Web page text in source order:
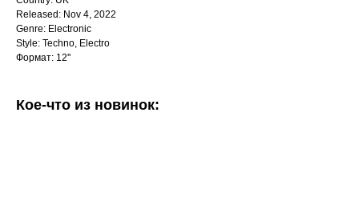
Released: Nov 4, 2022
Genre: Electronic
Style: Techno, Electro
Формат: 12''
Кое-что из новинок: